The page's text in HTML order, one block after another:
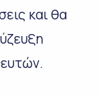
και θα